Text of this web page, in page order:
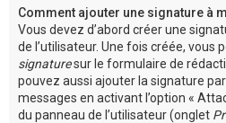
Comment ajouter une signature à
Vous devez d’abord créer une
de l’utilisateur. Une fois créée, vous
signaturesur le formulaire de
pouvez aussi ajouter la signature
messages en activant l’option «
du panneau de l’utilisateur (onglet